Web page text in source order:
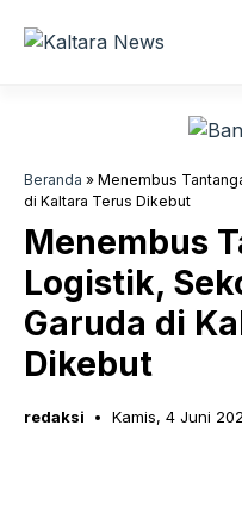
Beranda » Menembus
di Kaltara Terus Dikebut
Menembus
Logistik,
Garuda di
Dikebut
redaksi Kamis, 4 Juni